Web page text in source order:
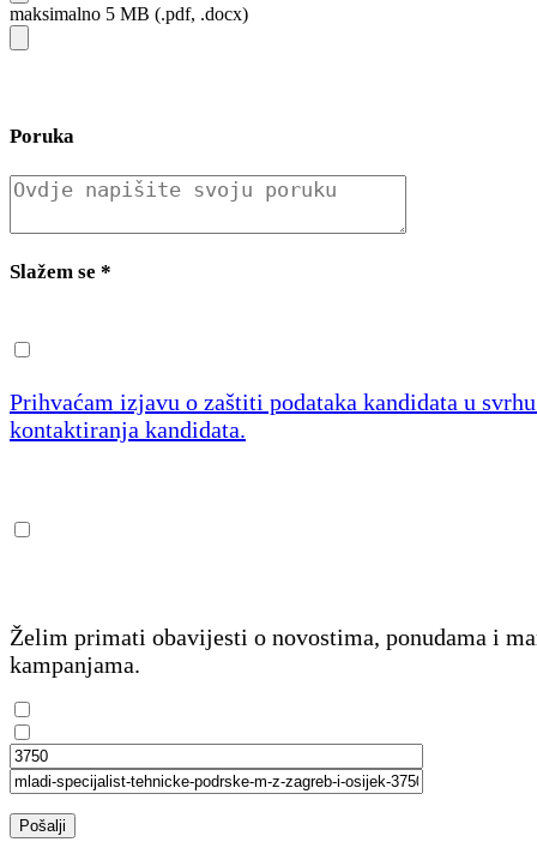
maksimalno 5 MB (.pdf, .docx)
Poruka
Slažem se *
Prihvaćam izjavu o zaštiti podataka kandidata u
kontaktiranja kandidata.
Želim primati obavijesti o novostima, ponudama i
kampanjama.
Pošalji